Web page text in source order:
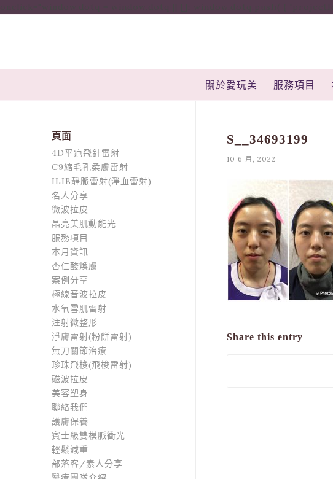
關於愛玩美 服務項目
S__34693199
10 6 月, 2022
Share this entry
頁面
4D平疤飛針雷射
C9縮毛孔柔膚雷射
ILIB靜脈雷射(淨血雷射)
名人分享
微波拉皮
晶亮美肌動能光
服務項目
本月資訊
杏仁酸煥膚
案例分享
極線音波拉皮
水氧雪肌雷射
注射微整形
淨膚雷射(粉餅雷射)
無刀關節治療
珍珠飛梭(飛梭雷射)
磁波拉皮
美容塑身
聯絡我們
護膚保養
賓士級雙模脈衝光
輕鬆減重
部落客/素人分享